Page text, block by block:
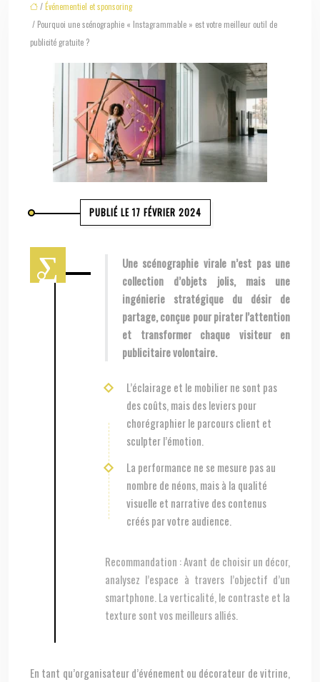
/Événementiel et sponsoring
/ Pourquoi une scénographie « Instagrammable » est votre meilleur outil de
publicité gratuite ?
PUBLIÉ LE 17 FÉVRIER 2024
Une scénographie virale n’est pas une
collection d’objets jolis, mais une
ingénierie stratégique du désir de
partage, conçue pour pirater l’attention
et transformer chaque visiteur en
publicitaire volontaire.
L’éclairage et le mobilier ne sont pas
des coûts, mais des leviers pour
chorégraphier le parcours client et
sculpter l’émotion.
La performance ne se mesure pas au
nombre de néons, mais à la qualité
visuelle et narrative des contenus
créés par votre audience.
Recommandation :Avant de choisir un décor,
analysez l’espace à travers l’objectif d’un
smartphone. La verticalité, le contraste et la
texture sont vos meilleurs alliés.
En tant qu’organisateur d’événement ou décorateur de vitrine,